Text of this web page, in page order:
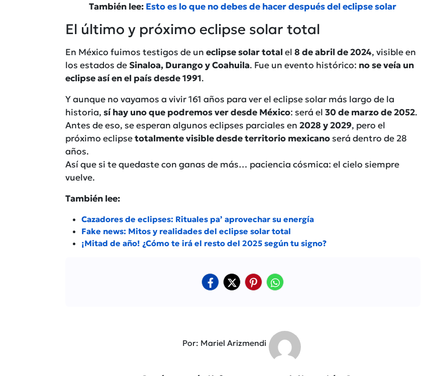
También lee: Esto es lo que no debes de hacer después del eclipse solar
El último y próximo eclipse solar total
En México fuimos testigos de un eclipse solar total el 8 de abril de 2024, visible en
los estados de Sinaloa, Durango y Coahuila. Fue un evento histórico: no se veía un
eclipse así en el país desde 1991.
Y aunque no vayamos a vivir 161 años para ver el eclipse solar más largo de la
historia, sí hay uno que podremos ver desde México: será el 30 de marzo de 2052.
Antes de eso, se esperan algunos eclipses parciales en 2028 y 2029, pero el
próximo eclipsetotalmente visible desde territorio mexicano será dentro de 28
años.
Así que si te quedaste con ganas de más… paciencia cósmica: el cielo siempre
vuelve.
También lee:
Cazadores de eclipses: Rituales pa’ aprovechar su energía
Fake news: Mitos y realidades del eclipse solar total
¡Mitad de año! ¿Cómo te irá el resto del 2025 según tu signo?
Por: Mariel Arizmendi